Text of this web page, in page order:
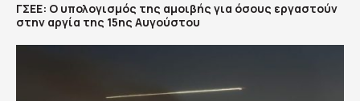
ΓΣΕΕ: Ο υπολογισμός της αμοιβής για όσους εργαστούν
στην αργία της 15ης Αυγούστου